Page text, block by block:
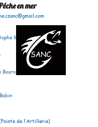
en mer
Martin
Bouroi
de l’Artillerie)